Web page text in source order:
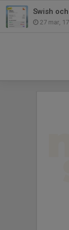
Swish
27 mar,